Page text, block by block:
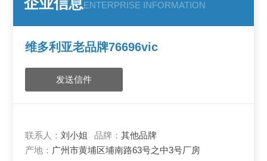
ENTERPRISE INFORMATION
维多利亚老品牌76696vic
发送信件
联系人：刘小姐 品牌：其他品牌
产地： 广州市黄埔区埔南路63号之中3号厂房